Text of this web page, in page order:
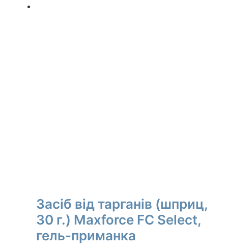
Засіб від тарганів (шприц,
30 г.) Maxforce FC Select,
гель-приманка